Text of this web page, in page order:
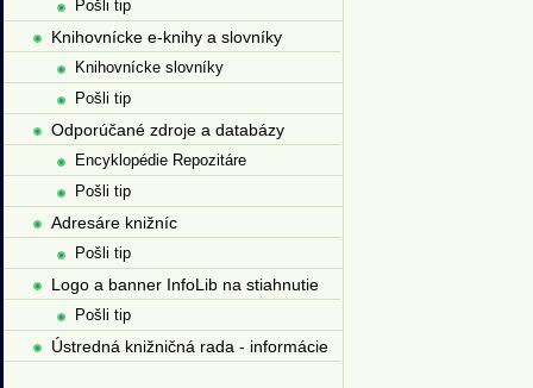
Pošli tip
Knihovnícke e-knihy a slovníky
Knihovnícke slovníky
Pošli tip
Odporúčané zdroje a databázy
Encyklopédie Repozitáre
Pošli tip
Adresáre knižníc
Pošli tip
Logo a banner InfoLib na stiahnutie
Pošli tip
Ústredná knižničná rada - informácie